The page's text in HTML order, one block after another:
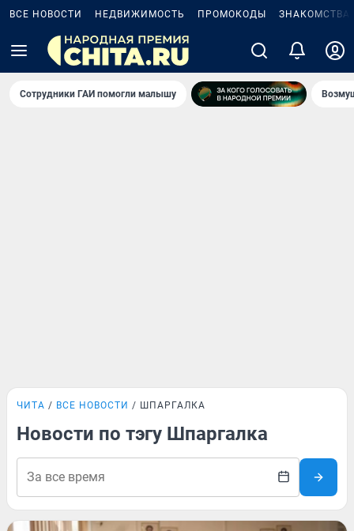
ВСЕ НОВОСТИ НЕДВИЖИМОСТЬ ПРОМОКОДЫ ЗНАКОМСТВА
Сотрудники ГАИ помогли малышу
ЧИТА ВСЕ НОВОСТИ ШПАРГАЛКА
Новости по тэгу Шпаргалка